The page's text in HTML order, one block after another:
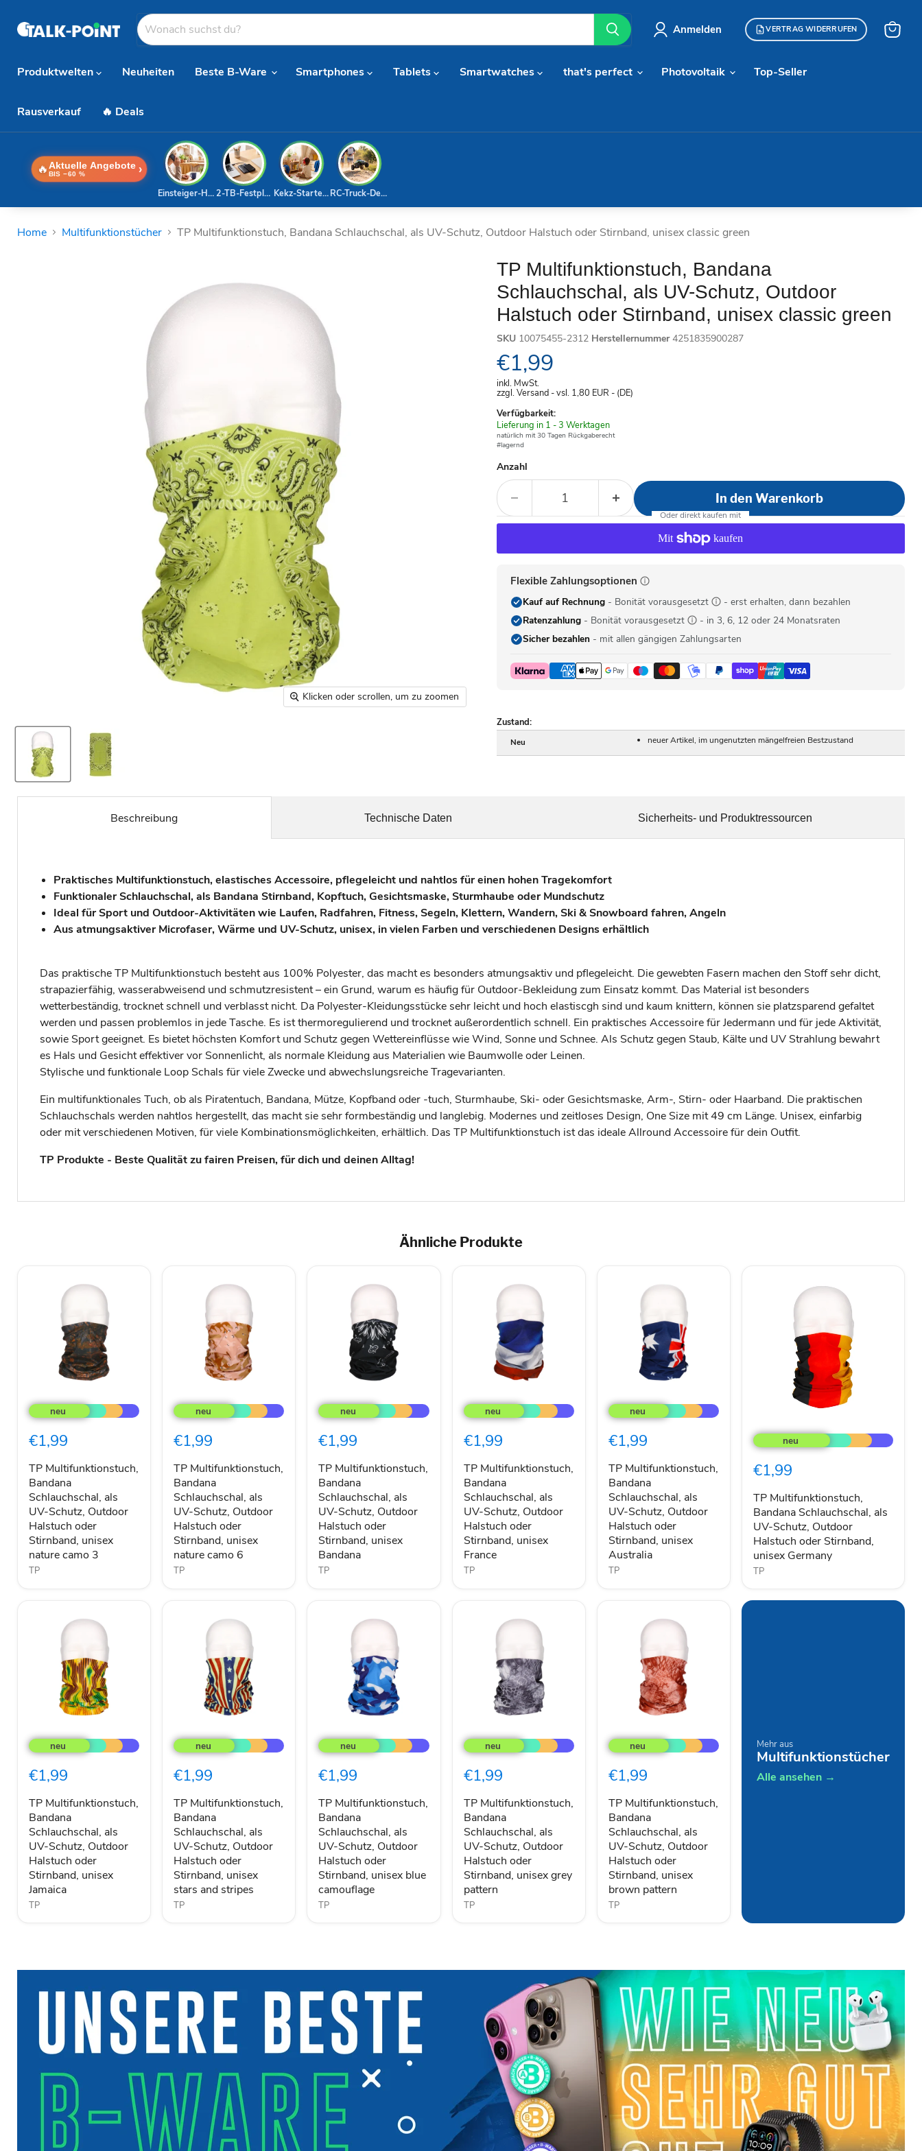
Anmelden VERTRAG WIDERRUFEN
Produktwelten
Neuheiten Beste B-Ware Smartphones Tablets Smartwatches that's perfect Photovoltaik Top-Seller
Rausverkauf 🔥 Deals
🔥 Aktuelle Angebote
BIS −60 % ›
RC-Truck-Deal
Kekz-Starterset
2-TB-Festplatte
Einsteiger-Handy
Home Multifunktionstücher TP Multifunktionstuch, Bandana Schlauchschal, als UV-Schutz, Outdoor Halstuch oder Stirnband, unisex classic green
Klicken oder scrollen, um zu zoomen
TP Multifunktionstuch, Bandana
Schlauchschal, als UV-Schutz, Outdoor
Halstuch oder Stirnband, unisex classic green
SKU 10075455-2312 Herstellernummer 4251835900287
Aktueller Preis
€1,99
inkl. MwSt.
zzgl. Versand - vsl. 1,80 EUR - (DE)
Verfügbarkeit:
Verfügbar
-
Lieferung in 1 - 3 Werktagen
natürlich mit 30 Tagen Rückgaberecht
#lagernd
Anzahl
In den Warenkorb
Flexible Zahlungsoptionen
Kauf auf Rechnung- Bonität vorausgesetzt
- erst erhalten, dann bezahlen
Ratenzahlung- Bonität vorausgesetzt
- in 3, 6, 12 oder 24 Monatsraten
Sicher bezahlen- mit allen gängigen Zahlungsarten
Zustand:
Neu neuer Artikel, im ungenutzten mängelfreien Bestzustand
Beschreibung
Praktisches Multifunktionstuch, elastisches Accessoire, pflegeleicht und nahtlos für einen hohen Tragekomfort
Funktionaler Schlauchschal, als Bandana Stirnband, Kopftuch, Gesichtsmaske, Sturmhaube oder Mundschutz
Ideal für Sport und Outdoor-Aktivitäten wie Laufen, Radfahren, Fitness, Segeln, Klettern, Wandern, Ski & Snowboard fahren, Angeln
Aus atmungsaktiver Microfaser, Wärme und UV-Schutz, unisex, in vielen Farben und verschiedenen Designs erhältlich
Das praktische TP Multifunktionstuch besteht aus 100% Polyester, das macht es besonders atmungsaktiv und pflegeleicht. Die gewebten Fasern machen den Stoff sehr dicht,
strapazierfähig, wasserabweisend und schmutzresistent – ein Grund, warum es häufig für Outdoor-Bekleidung zum Einsatz kommt. Das Material ist besonders
wetterbeständig, trocknet schnell und verblasst nicht. Da Polyester-Kleidungsstücke sehr leicht und hoch elastiscgh sind und kaum knittern, können sie platzsparend gefaltet
werden und passen problemlos in jede Tasche. Es ist thermoregulierend und trocknet außerordentlich schnell. Ein praktisches Accessoire für Jedermann und für jede Aktivität,
sowie Sport geeignet. Es bietet höchsten Komfort und Schutz gegen Wettereinflüsse wie Wind, Sonne und Schnee. Als Schutz gegen Staub, Kälte und UV Strahlung bewahrt
es Hals und Gesicht effektiver vor Sonnenlicht, als normale Kleidung aus Materialien wie Baumwolle oder Leinen.
Stylische und funktionale Loop Schals für viele Zwecke und abwechslungsreiche Tragevarianten.
Ein multifunktionales Tuch, ob als Piratentuch, Bandana, Mütze, Kopfband oder -tuch, Sturmhaube, Ski- oder Gesichtsmaske, Arm-, Stirn- oder Haarband. Die praktischen
Schlauchschals werden nahtlos hergestellt, das macht sie sehr formbeständig und langlebig. Modernes und zeitloses Design, One Size mit 49 cm Länge. Unisex, einfarbig
oder mit verschiedenen Motiven, für viele Kombinationsmöglichkeiten, erhältlich. Das TP Multifunktionstuch ist das ideale Allround Accessoire für dein Outfit.
TP Produkte - Beste Qualität zu fairen Preisen, für dich und deinen Alltag!
Technische Daten Sicherheits- und Produktressourcen
Ähnliche Produkte
Multifunktionstuch,
Bandana
als
Schutz,
Outdoor
Halstuch
oder
Stirnband,
unisex
nature
camo
3
€1,99
TP Multifunktionstuch,
Bandana
Schlauchschal, als
UV-Schutz, Outdoor
Halstuch oder
Stirnband, unisex
nature camo 3
TP
Multifunktionstuch,
Bandana
als
Schutz,
Outdoor
Halstuch
oder
Stirnband,
unisex
nature
camo
6
€1,99
TP Multifunktionstuch,
Bandana
Schlauchschal, als
UV-Schutz, Outdoor
Halstuch oder
Stirnband, unisex
nature camo 6
TP
Multifunktionstuch,
Bandana
als
Schutz,
Outdoor
Halstuch
oder
Stirnband,
unisex
Bandana
€1,99
TP Multifunktionstuch,
Bandana
Schlauchschal, als
UV-Schutz, Outdoor
Halstuch oder
Stirnband, unisex
Bandana
TP
Multifunktionstuch,
Bandana
als
Schutz,
Outdoor
Halstuch
oder
Stirnband,
unisex
France
€1,99
TP Multifunktionstuch,
Bandana
Schlauchschal, als
UV-Schutz, Outdoor
Halstuch oder
Stirnband, unisex
France
TP
Multifunktionstuch,
Bandana
als
Schutz,
Outdoor
Halstuch
oder
Stirnband,
unisex
Australia
€1,99
TP Multifunktionstuch,
Bandana
Schlauchschal, als
UV-Schutz, Outdoor
Halstuch oder
Stirnband, unisex
Australia
TP
Multifunktionstuch,
Bandana
als
Schutz,
Outdoor
Halstuch
oder
Stirnband,
unisex
Germany
€1,99
TP Multifunktionstuch,
Bandana Schlauchschal, als
UV-Schutz, Outdoor
Halstuch oder Stirnband,
unisex Germany
TP
Multifunktionstuch,
Bandana
als
Schutz,
Outdoor
Halstuch
oder
Stirnband,
unisex
Jamaica
€1,99
TP Multifunktionstuch,
Bandana
Schlauchschal, als
UV-Schutz, Outdoor
Halstuch oder
Stirnband, unisex
Jamaica
TP
Multifunktionstuch,
Bandana
als
Schutz,
Outdoor
Halstuch
oder
Stirnband,
unisex
stars
and
stripes
€1,99
TP Multifunktionstuch,
Bandana
Schlauchschal, als
UV-Schutz, Outdoor
Halstuch oder
Stirnband, unisex
stars and stripes
TP
Multifunktionstuch,
Bandana
als
Schutz,
Outdoor
Halstuch
oder
Stirnband,
unisex
blue
camouflage
€1,99
TP Multifunktionstuch,
Bandana
Schlauchschal, als
UV-Schutz, Outdoor
Halstuch oder
Stirnband, unisex blue
camouflage
TP
Multifunktionstuch,
Bandana
als
Schutz,
Outdoor
Halstuch
oder
Stirnband,
unisex
grey
pattern
€1,99
TP Multifunktionstuch,
Bandana
Schlauchschal, als
UV-Schutz, Outdoor
Halstuch oder
Stirnband, unisex grey
pattern
TP
Multifunktionstuch,
Bandana
als
Schutz,
Outdoor
Halstuch
oder
Stirnband,
unisex
brown
pattern
€1,99
TP Multifunktionstuch,
Bandana
Schlauchschal, als
UV-Schutz, Outdoor
Halstuch oder
Stirnband, unisex
brown pattern
TP
Mehr aus
Multifunktionstücher
Alle ansehen →